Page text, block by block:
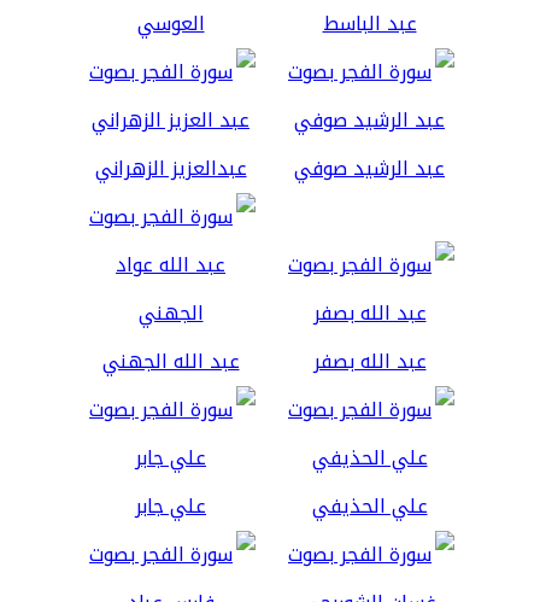
عبد الباسط العوسي
عبد الرشيد صوفي عبدالعزيز الزهراني
عبد الله بصفر عبد الله الجهني
علي الحذيفي علي جابر